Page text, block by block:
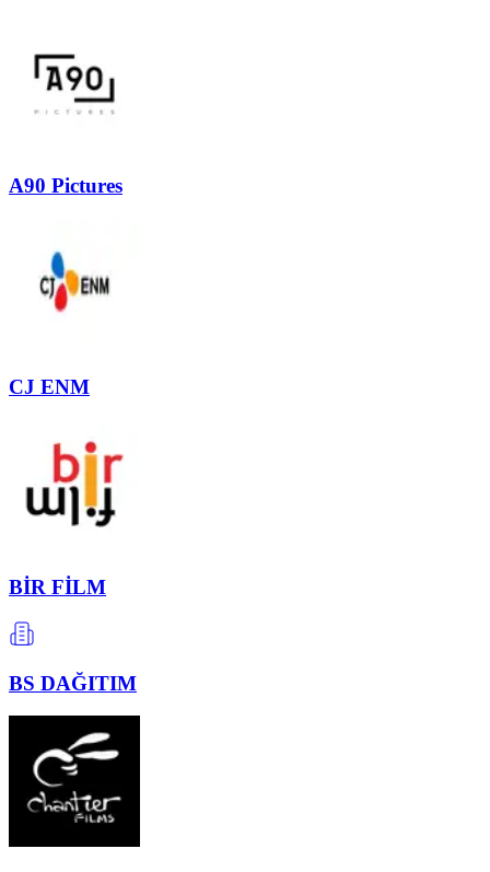
A90 Pictures
CJ ENM
BİR FİLM
BS DAĞITIM